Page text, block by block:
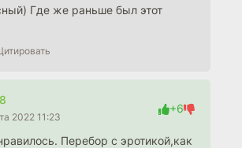
Где же раньше был этот
2022 11:23
+6
Перебор с эротикой,как